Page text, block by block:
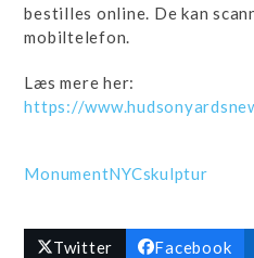
bestilles online. De kan
mobiltelefon.
Læs mere her:
https://
MonumentNYCskulptur
Twitter Facebook